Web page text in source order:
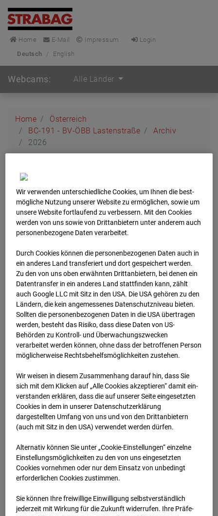
Home E-Mail Impressum
Login
Deutsch
/ English
Webcams: Alle Länder
Home
Österreich
BC-191 - BV-ÖBB Lastenstraße
Archiv
2026
BC-191 - BV-ÖBB
Lastenstraße
Lastenstraße 3, 5020 Salzburg
Zur Übersicht
Archivdatum:2026
Jan.2026
Wir verwenden unterschiedliche Cookies, um Ihnen die best­
mögliche Nutzung unserer Website zu ermöglichen, sowie um
unsere Website fortlaufend zu verbessern. Mit den Cookies
werden von uns sowie von Drittanbietern unter anderem auch
personenbezogene Daten verarbeitet.
Durch Cookies können die personenbezogenen Daten auch in
ein anderes Land transferiert und dort gespeichert werden.
Zu den von uns oben erwähnten Drittanbietern, bei denen ein
Datentransfer in ein anderes Land stattfinden kann, zählt
auch Google LLC mit Sitz in den USA. Die USA gehören zu den
Ländern, die kein angemessenes Datenschutzniveau bieten.
Sollten die personenbezogenen Daten in die USA übertragen
werden, besteht das Risiko, dass diese Daten von US-
Behörden zu Kontroll- und Überwachungszwecken
verarbeitet werden können, ohne dass der betroffenen Person
möglicherweise Rechtsbehelfsmöglichkeiten zustehen.
Wir weisen in diesem Zusammenhang darauf hin, dass Sie
sich mit dem Klicken auf „Alle Cookies akzeptieren“ damit ein­
ver­standen erklären, dass die auf unserer Seite eingesetzten
Cookies in dem in unserer Datenschutzerklärung
dargestellten Umfang von uns und von den Drittanbietern
(auch mit Sitz in den USA) verwendet werden dürfen.
Alternativ können Sie unter „Cookie-Einstellungen“ einzelne
Einstellungsmöglichkeiten zu den von uns eingesetzten
Cookies vornehmen oder nur dem Einsatz von unbedingt
erforderlichen Cookies zustimmen.
Sie können Ihre freiwillige Einwilligung selbstverständlich
jederzeit mit Wirkung für die Zukunft widerrufen. Ihre Prä­fe­